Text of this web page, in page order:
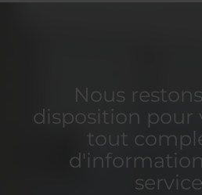
Nous
disposition pour
tout